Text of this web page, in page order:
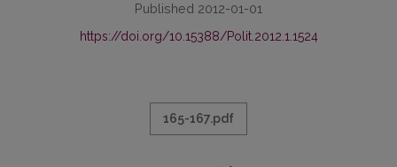
Published 2012-01-01
https://doi.org/10.15388/Polit.2012.1.1524
165-167.pdf